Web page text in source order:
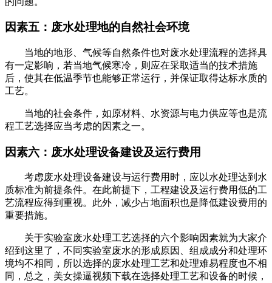
因素五：废水处理地的自然社会环境
当地的地形、气候等自然条件也对废水处理流程的选择具
有一定影响，若当地气候寒冷，则应在采取适当的技术措施
后，使其在低温季节也能够正常运行，并保证取得达标水质的
工艺。
当地的社会条件，如原材料、水资源与电力供应等也是流
程工艺选择应当考虑的因素之一。
因素六：废水处理设备建设及运行费用
考虑废水处理设备建设与运行费用时，应以水处理达到水
质标准为前提条件。在此前提下，工程建设及运行费用低的工
艺流程应得到重视。此外，减少占地面积也是降低建设费用的
重要措施。
关于实验室废水处理工艺选择的六个影响因素就为大家介
绍到这里了，不同实验室废水的形成原因、组成成分和处理环
境均不相同，所以选择的废水处理工艺和处理难易程度也不相
同，总之，美女操逼视频下载在选择处理工艺和设备的时候，